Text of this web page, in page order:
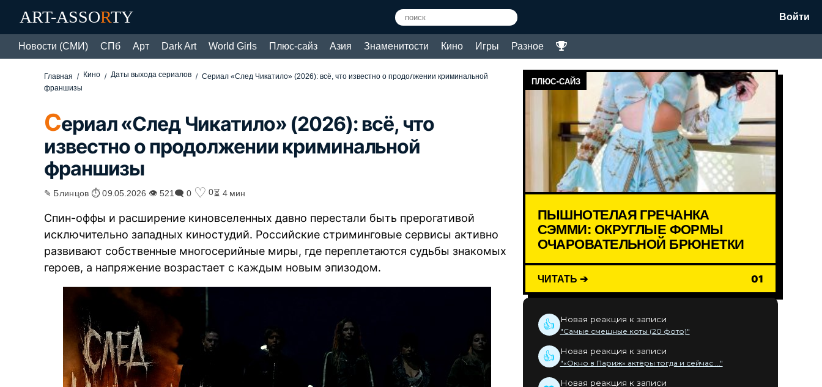
ART-ASSORTY Войти
Новости (СМИ) СПб Арт Dark Art World Girls Плюс-сайз Азия Знаменитости Кино Игры Разное
Главная Кино Даты выхода сериалов
Сериал «След Чикатило» (2026): всё, что известно о продолжении криминальной
франшизы
Сериал «След Чикатило» (2026): всё, что
известно о продолжении криминальной
франшизы
✎ Блинцов ⏱ 09.05.2026 👁 521 🗨 0 ♡ 0⏳ 4 мин
Спин-оффы и расширение киновселенных давно перестали быть прерогативой
исключительно западных киностудий. Российские стриминговые сервисы активно
развивают собственные многосерийные миры, где переплетаются судьбы знакомых
героев, а напряжение возрастает с каждым новым эпизодом.
ПЛЮС-САЙЗ
ПЫШНОТЕЛАЯ ГРЕЧАНКА
СЭММИ: ОКРУГЛЫЕ ФОРМЫ
ОЧАРОВАТЕЛЬНОЙ БРЮНЕТКИ
ЧИТАТЬ ➔ 01
👍 Новая реакция к записи
"Самые смешные коты (20 фото)"
👍 Новая реакция к записи
"«Окно в Париж» актёры тогда и сейчас ..."
Новая реакция к записи